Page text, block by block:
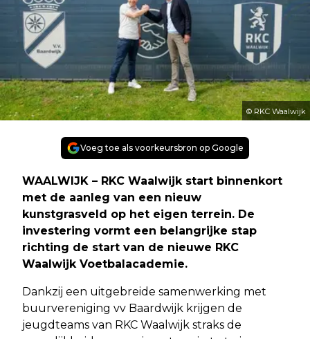
© RKC Waalwijk
Voeg toe als voorkeursbron op Google
WAALWIJK – RKC Waalwijk start binnenkort
met de aanleg van een nieuw
kunstgrasveld op het eigen terrein. De
investering vormt een belangrijke stap
richting de start van de nieuwe RKC
Waalwijk Voetbalacademie.
Dankzij een uitgebreide samenwerking met
buurvereniging vv Baardwijk krijgen de
jeugdteams van RKC Waalwijk straks de